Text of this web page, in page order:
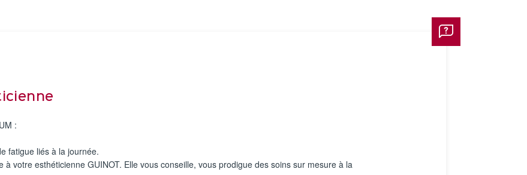
:
fatigue liés à la journée.
à votre esthéticienne GUINOT. Elle vous conseille, vous prodigue des soins sur mesure à la